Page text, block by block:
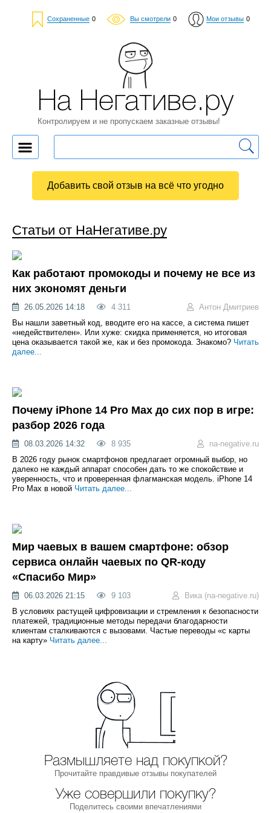
Сохраненные 0 Вы смотрели 0 Мои отзывы 0
Статьи от НаНегативе.ру
Как работают промокоды и почему не все из
них экономят деньги
26.05.2026 14:18 4 311
Антон Дмитриев
Вы нашли заветный код, вводите его на кассе, а система пишет
«недействителен». Или хуже: скидка применяется, но итоговая
цена оказывается такой же, как и без промокода. Знакомо? Читать
далее...
Почему iPhone 14 Pro Max до сих пор в игре:
разбор 2026 года
08.03.2026 14:32 8 935
na-negative.ru
В 2026 году рынок смартфонов предлагает огромный выбор, но
далеко не каждый аппарат способен дать то же спокойствие и
уверенность, что и проверенная флагманская модель. iPhone 14
Pro Max в новой Читать далее...
Мир чаевых в вашем смартфоне: обзор
сервиса онлайн чаевых по QR-коду
«Спасибо Мир»
06.03.2026 21:15 9 103
Вика (na-negative.ru)
В условиях растущей цифровизации и стремления к безопасности
платежей, традиционные методы передачи благодарности
клиентам сталкиваются с вызовами. Частые переводы «с карты
на карту» Читать далее...
Размышляете над покупкой?
Прочитайте правдивые отзывы покупателей
Уже совершили покупку?
Поделитесь своими впечатлениями
На Негативе.ру
Контролируем и не пропускаем заказные отзывы!
Добавить свой отзыв на всё что угодно